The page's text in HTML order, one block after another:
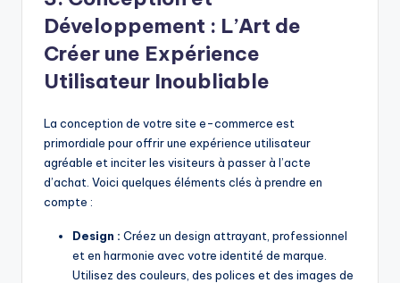
Développement : L’Art de
Créer une Expérience
Utilisateur Inoubliable
La conception de votre site e-commerce est
primordiale pour offrir une expérience utilisateur
agréable et inciter les visiteurs à passer à l’acte
d’achat. Voici quelques éléments clés à prendre en
compte :
Design : Créez un design attrayant, professionnel
et en harmonie avec votre identité de marque.
Utilisez des couleurs, des polices et des images de